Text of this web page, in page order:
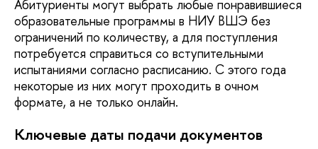
Абитуриенты могут выбрать любые понравившиеся
образовательные программы в НИУ ВШЭ без
ограничений по количеству, а для поступления
потребуется справиться со вступительными
испытаниями согласно расписанию. С этого года
некоторые из них могут проходить в очном
формате, а не только онлайн.
Ключевые даты подачи документов